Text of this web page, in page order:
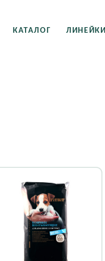
КАТАЛОГ ЛИНЕЙКИ